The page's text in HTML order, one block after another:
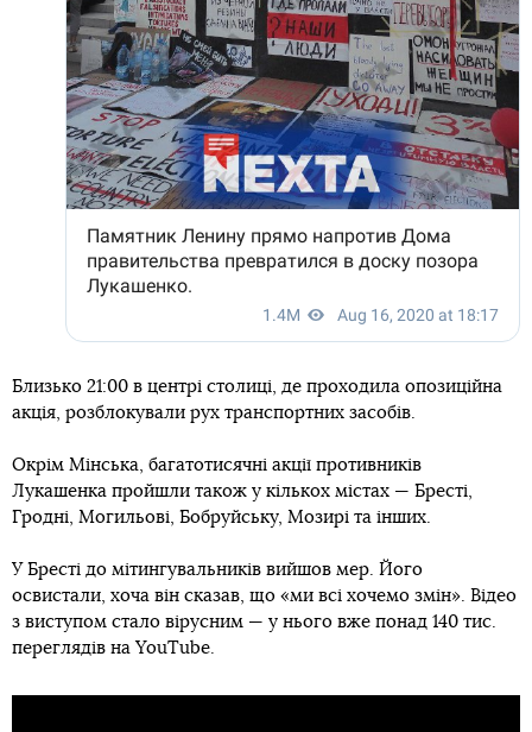
Близько 21:00 в центрі столиці, де проходила опозиційна
акція, розблокували рух транспортних засобів.
Окрім Мінська, багатотисячні акції противників
Лукашенка пройшли також у кількох містах — Бресті,
Гродні, Могильові, Бобруйську, Мозирі та інших.
У Бресті до мітингувальників вийшов мер. Його
освистали, хоча він сказав, що «ми всі хочемо змін». Відео
з виступом стало вірусним — у нього вже понад 140 тис.
переглядів на YouTube.